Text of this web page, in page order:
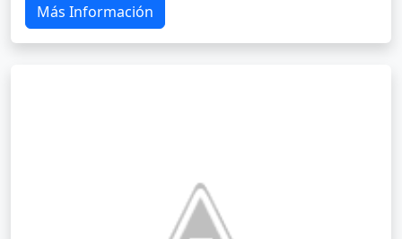
Más Información